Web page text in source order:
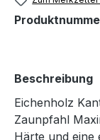
Beschreibung
Eichenholz
Zaunpfahl
Härte und eine